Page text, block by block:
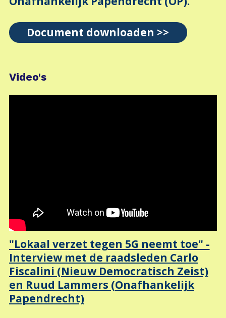
Document downloaden >>
Video's
"Lokaal verzet tegen 5G neemt toe" -
Interview met de raadsleden Carlo
Fiscalini (Nieuw Democratisch Zeist)
en Ruud Lammers (Onafhankelijk
Papendrecht)